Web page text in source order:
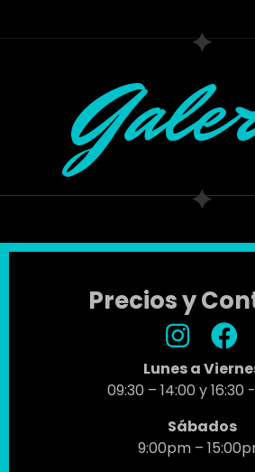
Precios y
Lunes a
09:30 – 14:00 y 16:30
Sábados
9:00pm –